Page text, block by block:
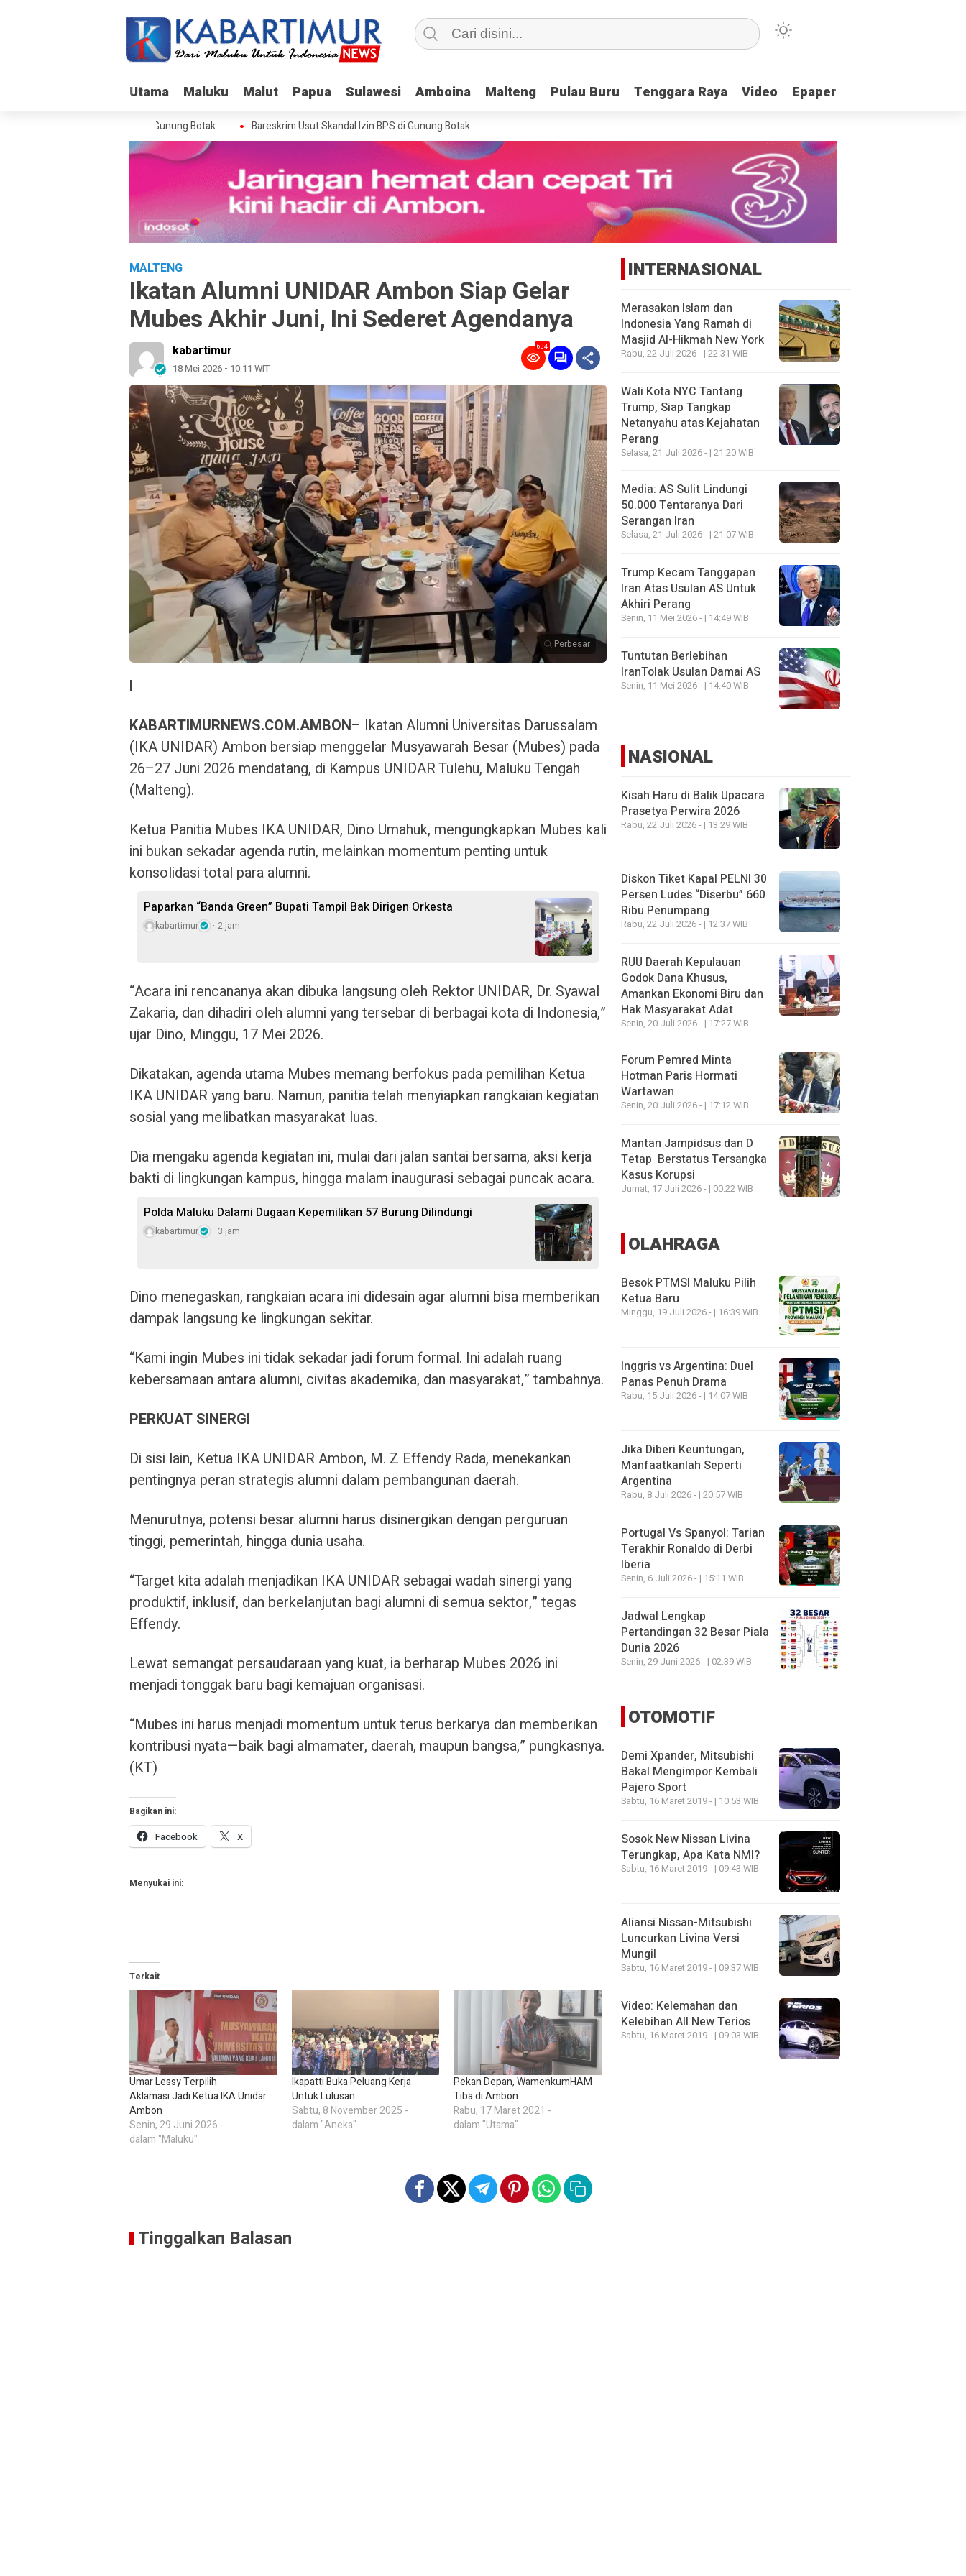
Utama Maluku Malut Papua Sulawesi Amboina Malteng Pulau Buru Tenggara Raya Video Epaper
Utama Maluku Malut Papua Sulawesi Amboina Malteng Pulau Buru Tenggara Raya Video Epaper
Usut Skandal Izin BPS di Gunung Botak Bareskrim Usut Skandal Izin BPS di Gunung Botak
MALTENG
Ikatan Alumni UNIDAR Ambon Siap Gelar
Mubes Akhir Juni, Ini Sederet Agendanya
kabartimur
18 Mei 2026 - 10:11 WIT
634
Perbesar
I
KABARTIMURNEWS.COM.AMBON– Ikatan Alumni Universitas Darussalam
(IKA UNIDAR) Ambon bersiap menggelar Musyawarah Besar (Mubes) pada
26–27 Juni 2026 mendatang, di Kampus UNIDAR Tulehu, Maluku Tengah
(Malteng).
Ketua Panitia Mubes IKA UNIDAR, Dino Umahuk, mengungkapkan Mubes kali
ini bukan sekadar agenda rutin, melainkan momentum penting untuk
konsolidasi total para alumni.
Paparkan “Banda Green” Bupati Tampil Bak Dirigen Orkesta
kabartimur 2 jam
“Acara ini rencananya akan dibuka langsung oleh Rektor UNIDAR, Dr. Syawal
Zakaria, dan dihadiri oleh alumni yang tersebar di berbagai kota di Indonesia,”
ujar Dino, Minggu, 17 Mei 2026.
Dikatakan, agenda utama Mubes memang berfokus pada pemilihan Ketua
IKA UNIDAR yang baru. Namun, panitia telah menyiapkan rangkaian kegiatan
sosial yang melibatkan masyarakat luas.
Dia mengaku agenda kegiatan ini, mulai dari jalan santai bersama, aksi kerja
bakti di lingkungan kampus, hingga malam inaugurasi sebagai puncak acara.
Polda Maluku Dalami Dugaan Kepemilikan 57 Burung Dilindungi
kabartimur 3 jam
Dino menegaskan, rangkaian acara ini didesain agar alumni bisa memberikan
dampak langsung ke lingkungan sekitar.
“Kami ingin Mubes ini tidak sekadar jadi forum formal. Ini adalah ruang
kebersamaan antara alumni, civitas akademika, dan masyarakat,” tambahnya.
PERKUAT SINERGI
Di sisi lain, Ketua IKA UNIDAR Ambon, M. Z Effendy Rada, menekankan
pentingnya peran strategis alumni dalam pembangunan daerah.
Menurutnya, potensi besar alumni harus disinergikan dengan perguruan
tinggi, pemerintah, hingga dunia usaha.
“Target kita adalah menjadikan IKA UNIDAR sebagai wadah sinergi yang
produktif, inklusif, dan berkelanjutan bagi alumni di semua sektor,” tegas
Effendy.
Lewat semangat persaudaraan yang kuat, ia berharap Mubes 2026 ini
menjadi tonggak baru bagi kemajuan organisasi.
“Mubes ini harus menjadi momentum untuk terus berkarya dan memberikan
kontribusi nyata—baik bagi almamater, daerah, maupun bangsa,” pungkasnya.
(KT)
Bagikan ini:
Facebook X
Menyukai ini:
Terkait
Umar Lessy Terpilih
Aklamasi Jadi Ketua IKA Unidar
Ambon
Senin, 29 Juni 2026 -
dalam "Maluku"
Ikapatti Buka Peluang Kerja
Untuk Lulusan
Sabtu, 8 November 2025 -
dalam "Aneka"
Pekan Depan, WamenkumHAM
Tiba di Ambon
Rabu, 17 Maret 2021 -
dalam "Utama"
Tinggalkan Balasan
INTERNASIONAL
Merasakan Islam dan
Indonesia Yang Ramah di
Masjid Al-Hikmah New York
Rabu, 22 Juli 2026 - | 22:31 WIB
Wali Kota NYC Tantang
Trump, Siap Tangkap
Netanyahu atas Kejahatan
Perang
Selasa, 21 Juli 2026 - | 21:20 WIB
Media: AS Sulit Lindungi
50.000 Tentaranya Dari
Serangan Iran
Selasa, 21 Juli 2026 - | 21:07 WIB
Trump Kecam Tanggapan
Iran Atas Usulan AS Untuk
Akhiri Perang
Senin, 11 Mei 2026 - | 14:49 WIB
Tuntutan Berlebihan
IranTolak Usulan Damai AS
Senin, 11 Mei 2026 - | 14:40 WIB
NASIONAL
Kisah Haru di Balik Upacara
Prasetya Perwira 2026
Rabu, 22 Juli 2026 - | 13:29 WIB
Diskon Tiket Kapal PELNI 30
Persen Ludes “Diserbu” 660
Ribu Penumpang
Rabu, 22 Juli 2026 - | 12:37 WIB
RUU Daerah Kepulauan
Godok Dana Khusus,
Amankan Ekonomi Biru dan
Hak Masyarakat Adat
Senin, 20 Juli 2026 - | 17:27 WIB
Forum Pemred Minta
Hotman Paris Hormati
Wartawan
Senin, 20 Juli 2026 - | 17:12 WIB
Mantan Jampidsus dan D
Tetap Berstatus Tersangka
Kasus Korupsi
Jumat, 17 Juli 2026 - | 00:22 WIB
OLAHRAGA
Besok PTMSI Maluku Pilih
Ketua Baru
Minggu, 19 Juli 2026 - | 16:39 WIB
Inggris vs Argentina: Duel
Panas Penuh Drama
Rabu, 15 Juli 2026 - | 14:07 WIB
Jika Diberi Keuntungan,
Manfaatkanlah Seperti
Argentina
Rabu, 8 Juli 2026 - | 20:57 WIB
Portugal Vs Spanyol: Tarian
Terakhir Ronaldo di Derbi
Iberia
Senin, 6 Juli 2026 - | 15:11 WIB
Jadwal Lengkap
Pertandingan 32 Besar Piala
Dunia 2026
Senin, 29 Juni 2026 - | 02:39 WIB
OTOMOTIF
Demi Xpander, Mitsubishi
Bakal Mengimpor Kembali
Pajero Sport
Sabtu, 16 Maret 2019 - | 10:53 WIB
Sosok New Nissan Livina
Terungkap, Apa Kata NMI?
Sabtu, 16 Maret 2019 - | 09:43 WIB
Aliansi Nissan-Mitsubishi
Luncurkan Livina Versi
Mungil
Sabtu, 16 Maret 2019 - | 09:37 WIB
Video: Kelemahan dan
Kelebihan All New Terios
Sabtu, 16 Maret 2019 - | 09:03 WIB